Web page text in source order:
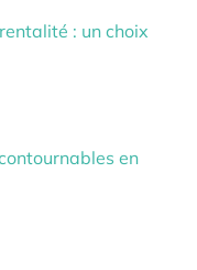
: un choix
en